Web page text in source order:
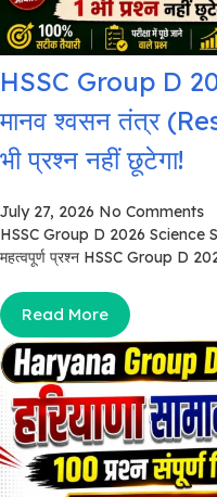
HSSC Group D
मानव श्वसन तंत्र
भी प्रश्न नहीं छूटेगा!
July 27, 2026 No Comments
HSSC Group D 2026 Science
महत्वपूर्ण प्रश्न HSSC Group D
Read More